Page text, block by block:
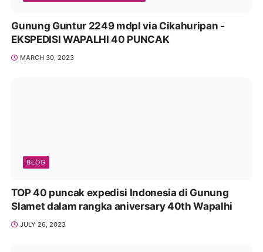
Gunung Guntur 2249 mdpl via Cikahuripan -
EKSPEDISI WAPALHI 40 PUNCAK
MARCH 30, 2023
BLOG
TOP 40 puncak expedisi Indonesia di Gunung
Slamet dalam rangka aniversary 40th Wapalhi
JULY 26, 2023